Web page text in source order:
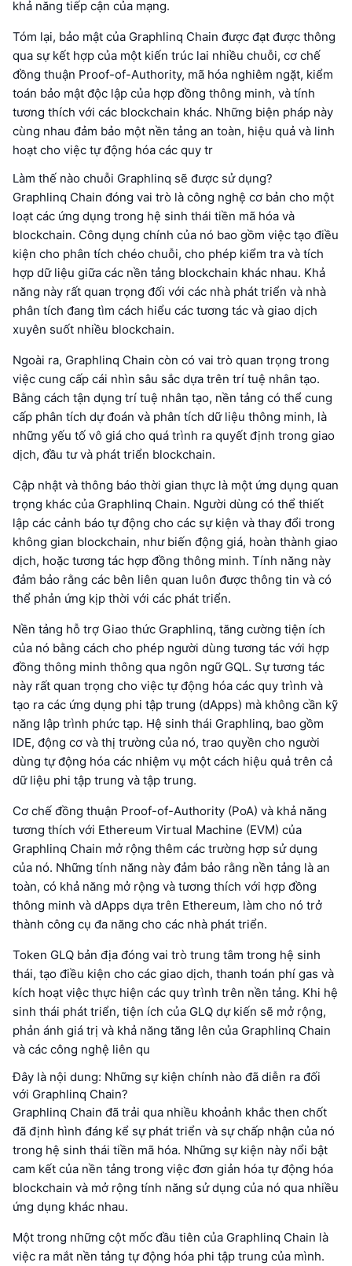
khả năng tiếp cận của mạng.
Tóm lại, bảo mật của Graphlinq Chain được đạt được thông
qua sự kết hợp của một kiến trúc lai nhiều chuỗi, cơ chế
đồng thuận Proof-of-Authority, mã hóa nghiêm ngặt, kiểm
toán bảo mật độc lập của hợp đồng thông minh, và tính
tương thích với các blockchain khác. Những biện pháp này
cùng nhau đảm bảo một nền tảng an toàn, hiệu quả và linh
hoạt cho việc tự động hóa các quy tr
Làm thế nào chuỗi Graphlinq sẽ được sử dụng?
Graphlinq Chain đóng vai trò là công nghệ cơ bản cho một
loạt các ứng dụng trong hệ sinh thái tiền mã hóa và
blockchain. Công dụng chính của nó bao gồm việc tạo điều
kiện cho phân tích chéo chuỗi, cho phép kiểm tra và tích
hợp dữ liệu giữa các nền tảng blockchain khác nhau. Khả
năng này rất quan trọng đối với các nhà phát triển và nhà
phân tích đang tìm cách hiểu các tương tác và giao dịch
xuyên suốt nhiều blockchain.
Ngoài ra, Graphlinq Chain còn có vai trò quan trọng trong
việc cung cấp cái nhìn sâu sắc dựa trên trí tuệ nhân tạo.
Bằng cách tận dụng trí tuệ nhân tạo, nền tảng có thể cung
cấp phân tích dự đoán và phân tích dữ liệu thông minh, là
những yếu tố vô giá cho quá trình ra quyết định trong giao
dịch, đầu tư và phát triển blockchain.
Cập nhật và thông báo thời gian thực là một ứng dụng quan
trọng khác của Graphlinq Chain. Người dùng có thể thiết
lập các cảnh báo tự động cho các sự kiện và thay đổi trong
không gian blockchain, như biến động giá, hoàn thành giao
dịch, hoặc tương tác hợp đồng thông minh. Tính năng này
đảm bảo rằng các bên liên quan luôn được thông tin và có
thể phản ứng kịp thời với các phát triển.
Nền tảng hỗ trợ Giao thức Graphlinq, tăng cường tiện ích
của nó bằng cách cho phép người dùng tương tác với hợp
đồng thông minh thông qua ngôn ngữ GQL. Sự tương tác
này rất quan trọng cho việc tự động hóa các quy trình và
tạo ra các ứng dụng phi tập trung (dApps) mà không cần kỹ
năng lập trình phức tạp. Hệ sinh thái Graphlinq, bao gồm
IDE, động cơ và thị trường của nó, trao quyền cho người
dùng tự động hóa các nhiệm vụ một cách hiệu quả trên cả
dữ liệu phi tập trung và tập trung.
Cơ chế đồng thuận Proof-of-Authority (PoA) và khả năng
tương thích với Ethereum Virtual Machine (EVM) của
Graphlinq Chain mở rộng thêm các trường hợp sử dụng
của nó. Những tính năng này đảm bảo rằng nền tảng là an
toàn, có khả năng mở rộng và tương thích với hợp đồng
thông minh và dApps dựa trên Ethereum, làm cho nó trở
thành công cụ đa năng cho các nhà phát triển.
Token GLQ bản địa đóng vai trò trung tâm trong hệ sinh
thái, tạo điều kiện cho các giao dịch, thanh toán phí gas và
kích hoạt việc thực hiện các quy trình trên nền tảng. Khi hệ
sinh thái phát triển, tiện ích của GLQ dự kiến sẽ mở rộng,
phản ánh giá trị và khả năng tăng lên của Graphlinq Chain
và các công nghệ liên qu
Đây là nội dung: Những sự kiện chính nào đã diễn ra đối
với Graphlinq Chain?
Graphlinq Chain đã trải qua nhiều khoảnh khắc then chốt
đã định hình đáng kể sự phát triển và sự chấp nhận của nó
trong hệ sinh thái tiền mã hóa. Những sự kiện này nổi bật
cam kết của nền tảng trong việc đơn giản hóa tự động hóa
blockchain và mở rộng tính năng sử dụng của nó qua nhiều
ứng dụng khác nhau.
Một trong những cột mốc đầu tiên của Graphlinq Chain là
việc ra mắt nền tảng tự động hóa phi tập trung của mình.